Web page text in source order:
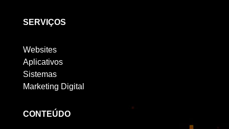
SERVIÇOS
Websites
Aplicativos
Sistemas
Marketing Digital
CONTEÚDO